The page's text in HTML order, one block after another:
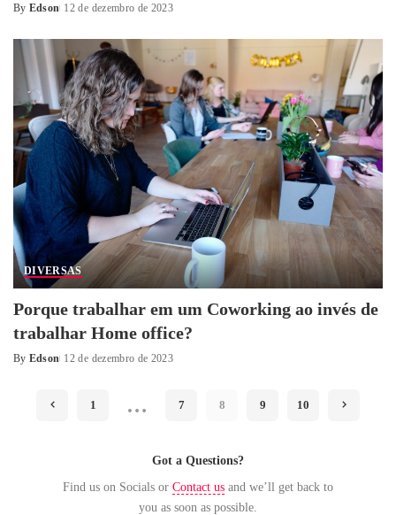
Posted
By Edson 12 de dezembro de 2023
DIVERSAS
Porque trabalhar em um Coworking ao invés de
trabalhar Home office?
Posted
By Edson 12 de dezembro de 2023
1 … 7 8 9 10
Got a Questions?
Find us on Socials or Contact us and we’ll get back to
you as soon as possible.